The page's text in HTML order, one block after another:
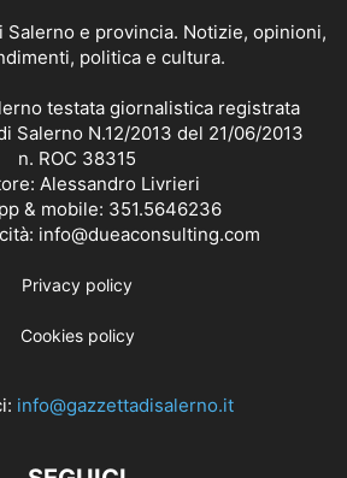
Salerno e provincia. Notizie, opinioni,
politica e cultura.
testata giornalistica registrata
Salerno N.12/2013 del 21/06/2013
n. ROC 38315
Alessandro Livrieri
& mobile: 351.5646236
info@dueaconsulting.com
Privacy policy
Cookies policy
info@gazzettadisalerno.it